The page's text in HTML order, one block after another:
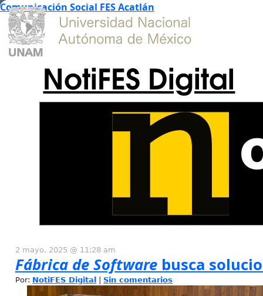
Comunicación Social FES Acatlán
NotiFES Digital
2 mayo, 2025 @ 11:28 am
Fábrica de Software busca
Por: NotiFES Digital Sin comentarios